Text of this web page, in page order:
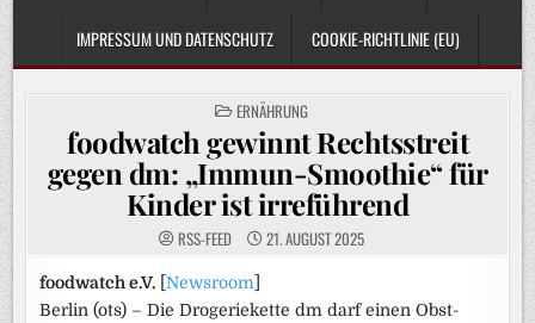
IMPRESSUM UND DATENSCHUTZ COOKIE-RICHTLINIE (EU)
POSTED
IN
ERNÄHRUNG
foodwatch gewinnt Rechtsstreit
gegen dm: „Immun-Smoothie“ für
Kinder ist irreführend
RSS-FEED 21. AUGUST 2025
foodwatch e.V. [Newsroom
Berlin (ots) – Die Drogeriekette dm darf einen Obst-